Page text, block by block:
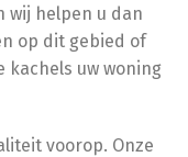
wij helpen u dan
op dit gebied of
kachels uw woning
voorop. Onze